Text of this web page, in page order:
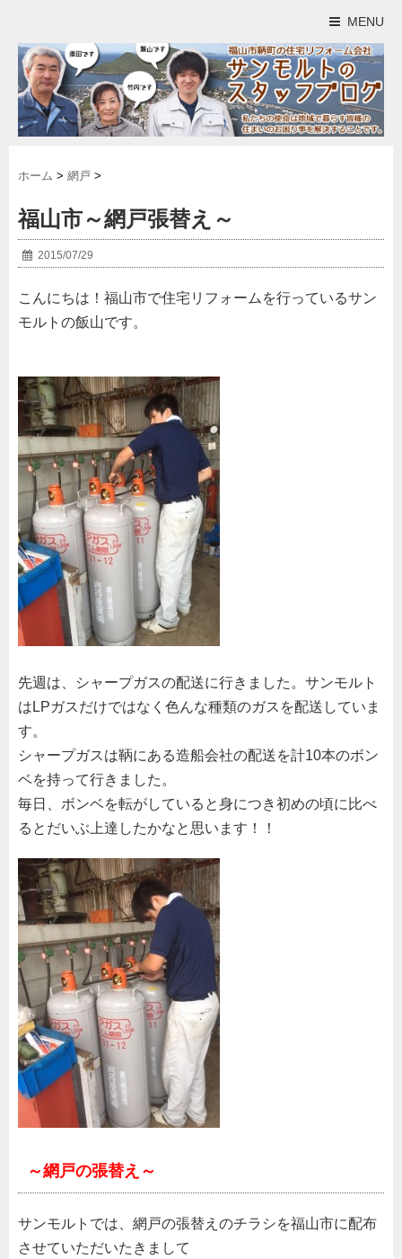
MENU
ホーム > 網戸 >
福山市～網戸張替え～
2015/07/29
こんにちは！福山市で住宅リフォームを行っているサン
モルトの飯山です。
先週は、シャープガスの配送に行きました。サンモルト
はLPガスだけではなく色んな種類のガスを配送していま
す。
シャープガスは鞆にある造船会社の配送を計10本のボン
ベを持って行きました。
毎日、ボンベを転がしていると身につき初めの頃に比べ
るとだいぶ上達したかなと思います！！
～網戸の張替え～
サンモルトでは、網戸の張替えのチラシを福山市に配布
させていただいたきまして